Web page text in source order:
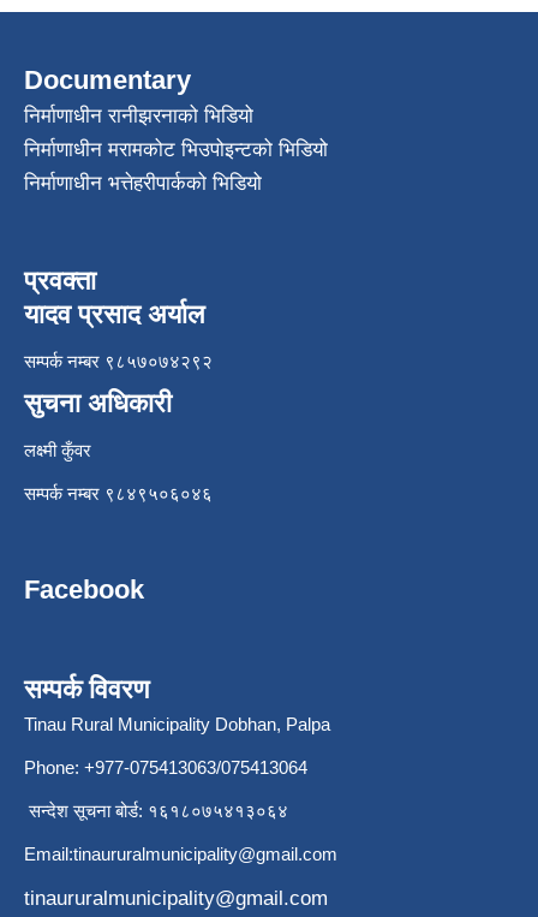
Documentary
निर्माणाधीन रानीझरनाको भिडियो
निर्माणाधीन मरामकोट भिउपोइन्टको भिडियो
निर्माणाधीन भत्तेहरीपार्कको भिडियो
प्रवक्ता
यादव प्रसाद अर्याल
सम्पर्क नम्बर ९८५७०७४२९२
सुचना अधिकारी
लक्ष्मी कुँवर
सम्पर्क नम्बर ९८४९५०६०४६
Facebook
सम्पर्क विवरण
Tinau Rural Municipality Dobhan, Palpa
Phone: +977-075413063/075413064
सन्देश सूचना बोर्ड: १६१८०७५४१३०६४
Email:tinaururalmunicipality@gmail.com
tinaururalmunicipality@gmail.com